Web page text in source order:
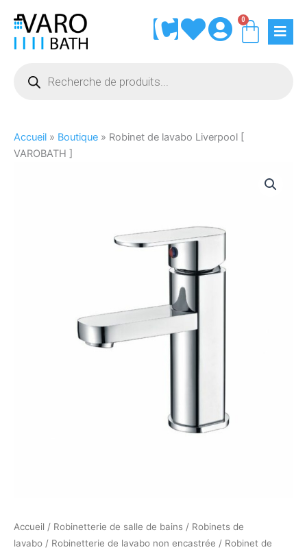
contenu
0
produits
Accueil » Boutique » Robinet de lavabo Liverpool [
VAROBATH ]
Accueil / Robinetterie de salle de bains / Robinets de
lavabo / Robinetterie de lavabo non encastrée / Robinet de